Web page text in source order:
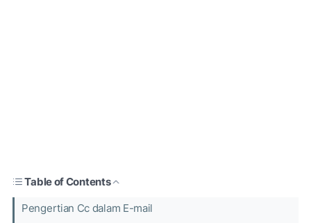
Table of Contents
Pengertian Cc dalam E-mail